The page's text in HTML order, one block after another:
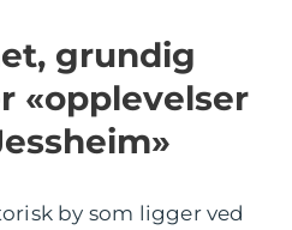
grundig
«opplevelser
by som ligger ved